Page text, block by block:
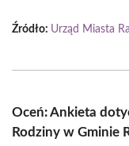
Źródło: Urząd Miasta
Oceń: Ankieta
Rodziny w Gminie